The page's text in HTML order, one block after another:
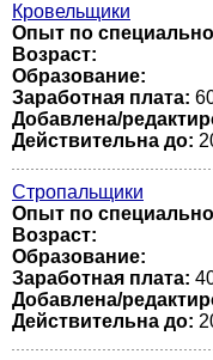
Кровельщики
Опыт по
Возраст:
Образование:
Заработная плата:
Добавлена/
Действительна до:
Стропальщики
Опыт по
Возраст:
Образование:
Заработная плата:
Добавлена/
Действительна до: